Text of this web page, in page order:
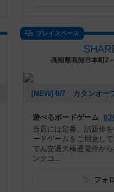
プレイスペース
高知県高知市本町2
遊べるボードゲーム
当店には定番、話題作
ードゲームをご用意し
でん交通大橋通電停か
ンクコ...
フォ